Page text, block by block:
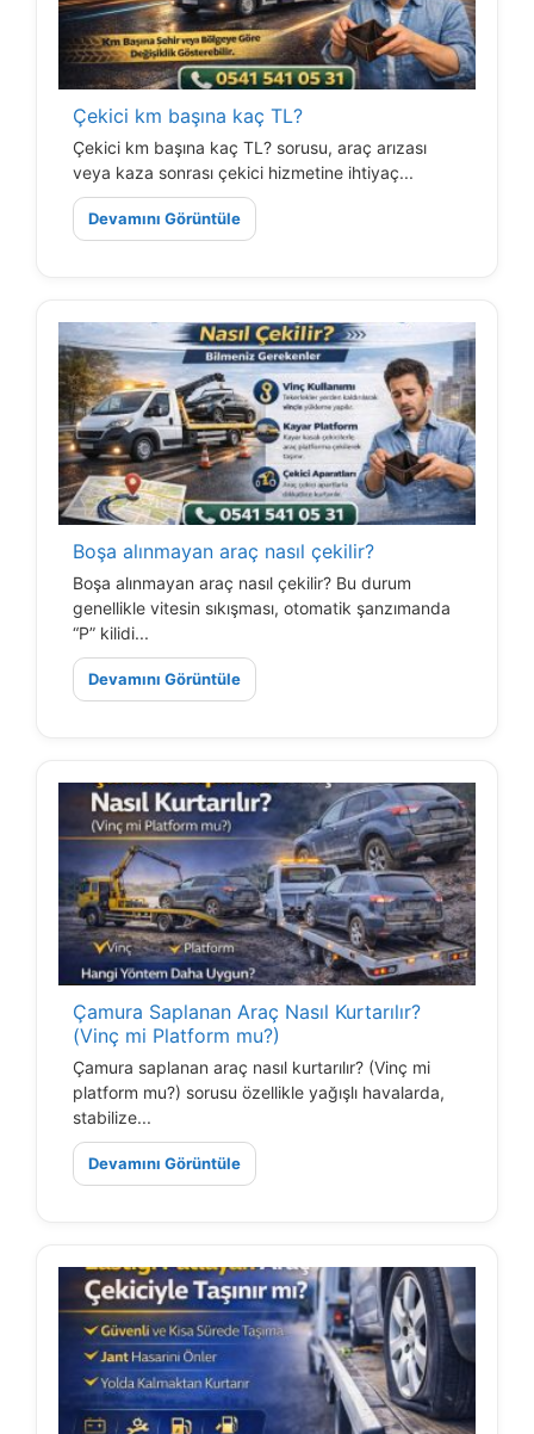
Çekici km başına kaç TL?
Çekici km başına kaç TL? sorusu, araç arızası
veya kaza sonrası çekici hizmetine ihtiyaç...
Devamını Görüntüle
Boşa alınmayan araç nasıl çekilir?
Boşa alınmayan araç nasıl çekilir? Bu durum
genellikle vitesin sıkışması, otomatik şanzımanda
“P” kilidi...
Devamını Görüntüle
Çamura Saplanan Araç Nasıl Kurtarılır?
(Vinç mi Platform mu?)
Çamura saplanan araç nasıl kurtarılır? (Vinç mi
platform mu?) sorusu özellikle yağışlı havalarda,
stabilize...
Devamını Görüntüle